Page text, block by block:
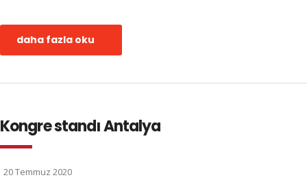
daha fazla oku
Kongre standı Antalya
20 Temmuz 2020